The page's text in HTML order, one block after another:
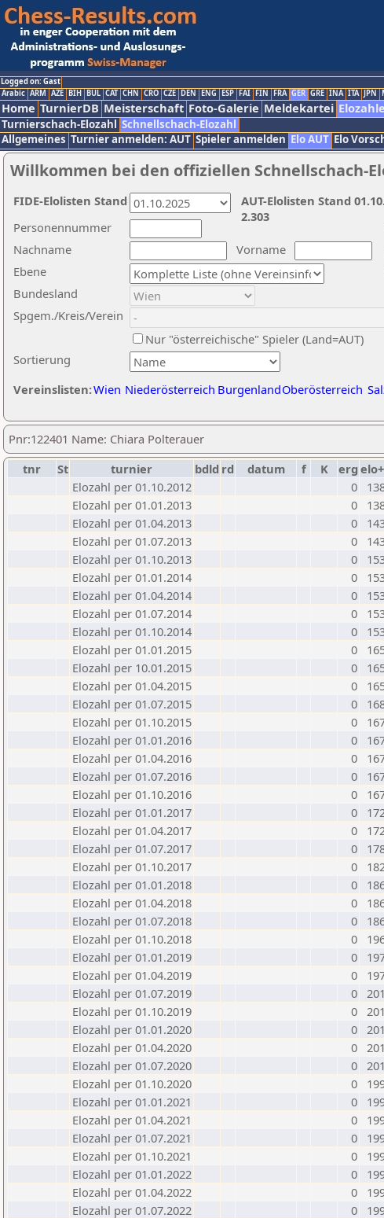
Logged on: Gast
Arabic ARM AZE BIH BUL CAT CHN CRO CZE DEN ENG ESP FAI FIN FRA GER GRE INA ITA JPN
Home TurnierDB Meisterschaft Foto-Galerie Meldekartei
Turnierschach-Elozahl Schnellschach-Elozahl
Allgemeines Turnier anmelden: AUT Spieler anmelden Elo AUT Elo
Willkommen bei den offiziellen Schnellschach-
Nachname
Vorname
Ebene
Sortierung
Personennummer
Bundesland
Spgem./Kreis/Verein
Nur "österreichische" Spieler (Land=AUT)
Vereinslisten:Wien Niederösterreich BurgenlandOberösterreich
AUT-Elolisten Stand
2.303
FIDE-Elolisten Stand
Pnr:122401 Name: Chiara Polterauer
tnr
St turnier bdld rd datum f K erg
Elozahl per 01.10.2012
0
Elozahl per 01.01.2013
0
Elozahl per 01.04.2013
0
Elozahl per 01.07.2013
0
Elozahl per 01.10.2013
0
Elozahl per 01.01.2014
0
Elozahl per 01.04.2014
0
Elozahl per 01.07.2014
0
Elozahl per 01.10.2014
0
Elozahl per 01.01.2015
0
Elozahl per 10.01.2015
0
Elozahl per 01.04.2015
0
Elozahl per 01.07.2015
0
Elozahl per 01.10.2015
0
Elozahl per 01.01.2016
0
Elozahl per 01.04.2016
0
Elozahl per 01.07.2016
0
Elozahl per 01.10.2016
0
Elozahl per 01.01.2017
0
Elozahl per 01.04.2017
0
Elozahl per 01.07.2017
0
Elozahl per 01.10.2017
0
Elozahl per 01.01.2018
0
Elozahl per 01.04.2018
0
Elozahl per 01.07.2018
0
Elozahl per 01.10.2018
0
Elozahl per 01.01.2019
0
Elozahl per 01.04.2019
0
Elozahl per 01.07.2019
0
Elozahl per 01.10.2019
0
Elozahl per 01.01.2020
0
Elozahl per 01.04.2020
0
Elozahl per 01.07.2020
0
Elozahl per 01.10.2020
0
Elozahl per 01.01.2021
0
Elozahl per 01.04.2021
0
Elozahl per 01.07.2021
0
Elozahl per 01.10.2021
0
Elozahl per 01.01.2022
0
Elozahl per 01.04.2022
0
Elozahl per 01.07.2022
0